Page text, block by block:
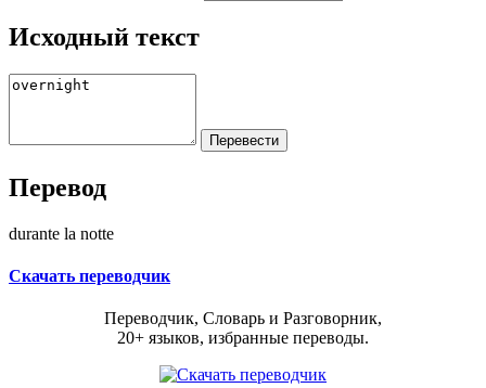
Исходный текст
Перевод
durante la notte
Скачать переводчик
Переводчик, Словарь и Разговорник,
20+ языков, избранные переводы.